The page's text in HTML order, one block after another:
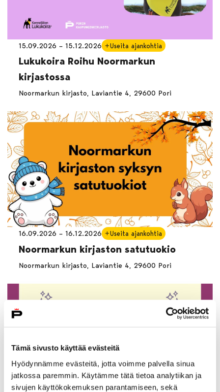
Tämä sivusto käyttää evästeitä
Hyödynnämme evästeitä, jotta voimme palvella sinua
jatkossa paremmin. Käytämme tätä tietoa analytiikan ja
sivujen käyttökokemuksen parantamiseen, sekä
15.09.2026 – 15.12.2026 Useita ajankohtia
Lukukoira Roihu Noormarkun
kirjastossa
Noormarkun kirjasto, Laviantie 4, 29600 Pori
16.09.2026 – 16.12.2026 Useita ajankohtia
Noormarkun kirjaston satutuokio
Noormarkun kirjasto, Laviantie 4, 29600 Pori